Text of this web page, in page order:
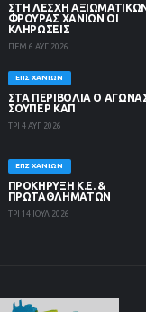
ΣΤΗ ΛΈΣΧΗ
ΦΡΟΥΡΆΣ ΧΑΝΊΩΝ ΟΙ
ΚΛΗΡΏΣΕΙΣ
ΠΕΜ 6 ΑΥΓ 2026
ΕΠΣ ΧΑΝΊΩΝ
ΣΤΑ ΠΕΡΙΒΟΛΙΑ Ο
ΣΟΥΠΕΡ ΚΑΠ
ΤΡΙ 4 ΑΥΓ 2026
ΕΠΣ ΧΑΝΊΩΝ
ΠΡΟΚΗΡΥΞΗ Κ.Ε. &
ΠΡΩΤΑΘΛΗΜΑΤΩΝ
ΤΡΙ 14 ΙΟΥΛ 2026